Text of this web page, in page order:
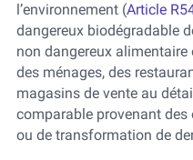
l’environnement (Article
dangereux biodégradable
non dangereux
des ménages, des
magasins de vente au
comparable provenant
ou de transformation de